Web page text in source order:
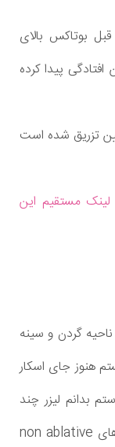
1ماه و نیم قبل بوتاکس بالای
پیدا کرده
تزریق شده است
لینک مستقیم این
سن 4 سالگی از ناحیه گردن و سینه
که 29 ساله هستم هنوز جای اسکار
بدانم لیزر چند
درصد باعث بهبود این اسکار میشود و از لیزهای non ablative